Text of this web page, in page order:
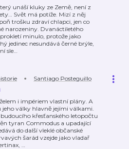
unáší kluky ze Země, není z
Svět má potíže. Mizí z něj
trošku zdraví chlapci, jen co
narozeniny. Dvanáctiletého
prokletí minulo, protože jako
jedinec nesundává černé brýle,
sle…
Santiago Posteguillo
i impériem vlastní plány. A
jeho války hlavně jejími válkami.
budoucího křesťanského letopočtu
tyran Commodus a upadající
do další vleklé občanské
šarád vzejde jako vladař
…